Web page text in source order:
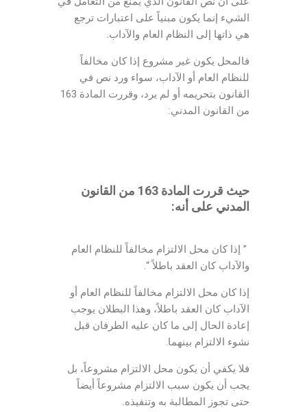
الشيء إنما يكون مبنياً على اعتبارات ترجع
هي ذاتها إلى النظام العام والآداب.
فالمحل يكون غير مشروع إذا كان مخالفاً
للنظام العام أو الآداب، سواء ورد نص في
القانون بتحريمه أو لم يرد، وقررت المادة 163
من القانون المدني:
حيث قررت المادة 163 من القانون
المدني على أنه:
” إذا كان محل الالتزام مخالفاً للنظام العام
والآداب كان العقد باطلاً “.
إذا كان محل الالتزام مخالفاً للنظام العام أو
الآداب كان العقد باطلاً، وهذا البطلان يوجب
إعادة الحال إلى ما كان عليه الطرفان قبل
نشوء الالتزام بينهما.
فلا يكفي أن يكون محل الالتزام مشروعاً، بل
يجب أن يكون سبب الالتزام مشروعاً أيضاً
حتى تجوز المطالبة به وتنفيذه.